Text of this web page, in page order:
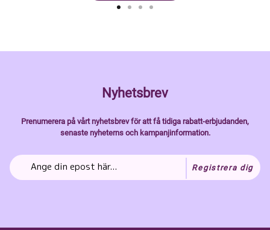
Nyhetsbrev
Prenumerera på vårt nyhetsbrev för att få tidiga rabatt-erbjudanden,
senaste nyheterns och kampanjinformation.
Registrera dig